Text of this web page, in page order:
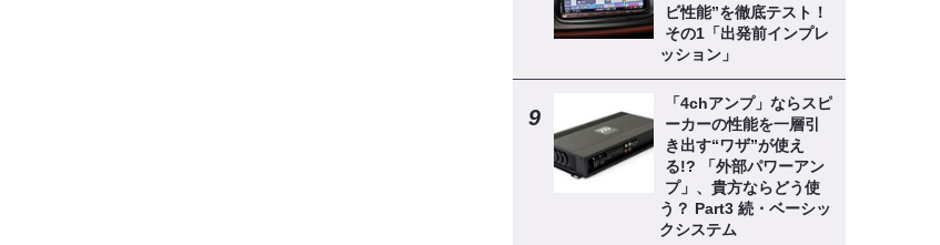
ビ性能”を徹底テスト！
その1「出発前インプレ
ッション」
「4chアンプ」ならスピ
ーカーの性能を一層引
き出す“ワザ”が使え
る!? 「外部パワーアン
プ」、貴方ならどう使
う？ Part3 続・ベーシッ
クシステム